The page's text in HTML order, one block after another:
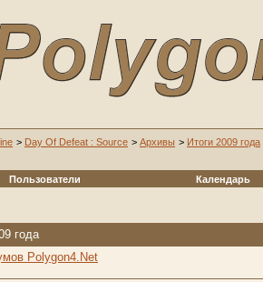
> Day Of Defeat : Source > Архивы > Итоги 2009 года
Пользователи Календарь
года
Polygon4.Net